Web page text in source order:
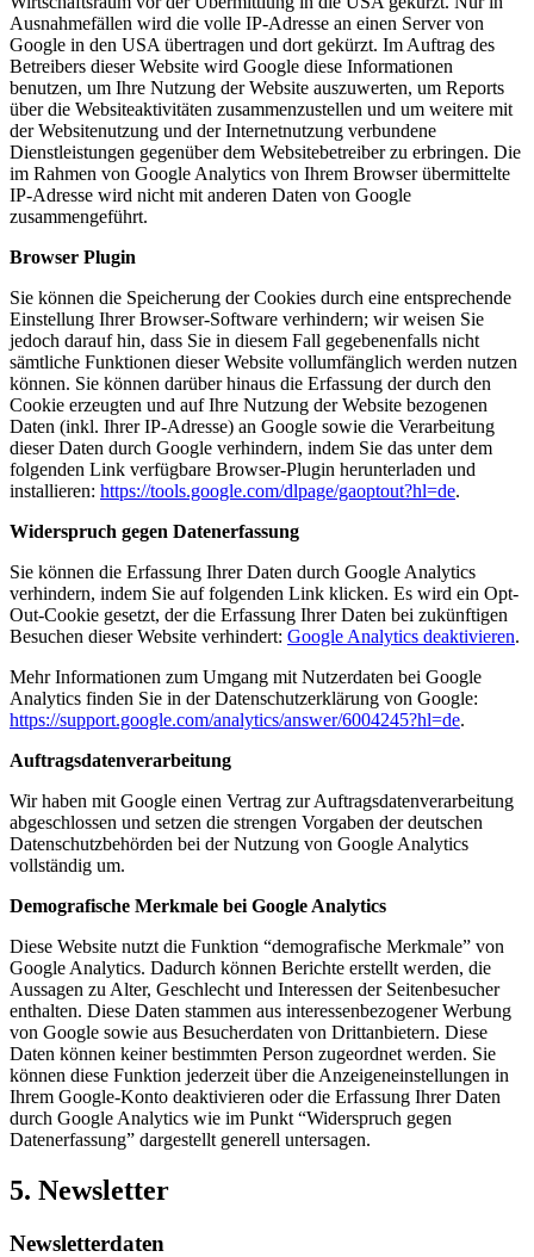
Ausnahmefällen wird die volle IP-Adresse an einen Server von
Google in den USA übertragen und dort gekürzt. Im Auftrag des
Betreibers dieser Website wird Google diese Informationen
benutzen, um Ihre Nutzung der Website auszuwerten, um Reports
über die Websiteaktivitäten zusammenzustellen und um weitere mit
der Websitenutzung und der Internetnutzung verbundene
Dienstleistungen gegenüber dem Websitebetreiber zu erbringen. Die
im Rahmen von Google Analytics von Ihrem Browser übermittelte
IP-Adresse wird nicht mit anderen Daten von Google
zusammengeführt.
Browser Plugin
Sie können die Speicherung der Cookies durch eine entsprechende
Einstellung Ihrer Browser-Software verhindern; wir weisen Sie
jedoch darauf hin, dass Sie in diesem Fall gegebenenfalls nicht
sämtliche Funktionen dieser Website vollumfänglich werden nutzen
können. Sie können darüber hinaus die Erfassung der durch den
Cookie erzeugten und auf Ihre Nutzung der Website bezogenen
Daten (inkl. Ihrer IP-Adresse) an Google sowie die Verarbeitung
dieser Daten durch Google verhindern, indem Sie das unter dem
folgenden Link verfügbare Browser-Plugin herunterladen und
installieren: https://tools.google.com/dlpage/gaoptout?hl=de.
Widerspruch gegen Datenerfassung
Sie können die Erfassung Ihrer Daten durch Google Analytics
verhindern, indem Sie auf folgenden Link klicken. Es wird ein Opt-
Out-Cookie gesetzt, der die Erfassung Ihrer Daten bei zukünftigen
Besuchen dieser Website verhindert: Google Analytics deaktivieren.
Mehr Informationen zum Umgang mit Nutzerdaten bei Google
Analytics finden Sie in der Datenschutzerklärung von Google:
https://support.google.com/analytics/answer/6004245?hl=de.
Auftragsdatenverarbeitung
Wir haben mit Google einen Vertrag zur Auftragsdatenverarbeitung
abgeschlossen und setzen die strengen Vorgaben der deutschen
Datenschutzbehörden bei der Nutzung von Google Analytics
vollständig um.
Demografische Merkmale bei Google Analytics
Diese Website nutzt die Funktion “demografische Merkmale” von
Google Analytics. Dadurch können Berichte erstellt werden, die
Aussagen zu Alter, Geschlecht und Interessen der Seitenbesucher
enthalten. Diese Daten stammen aus interessenbezogener Werbung
von Google sowie aus Besucherdaten von Drittanbietern. Diese
Daten können keiner bestimmten Person zugeordnet werden. Sie
können diese Funktion jederzeit über die Anzeigeneinstellungen in
Ihrem Google-Konto deaktivieren oder die Erfassung Ihrer Daten
durch Google Analytics wie im Punkt “Widerspruch gegen
Datenerfassung” dargestellt generell untersagen.
5. Newsletter
Newsletterdaten